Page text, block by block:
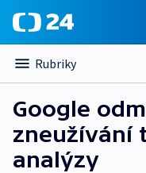
Rubriky
Google
zneužívání
analýzy